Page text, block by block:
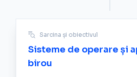
Sarcina și obiectivul
Sisteme de operare și
birou